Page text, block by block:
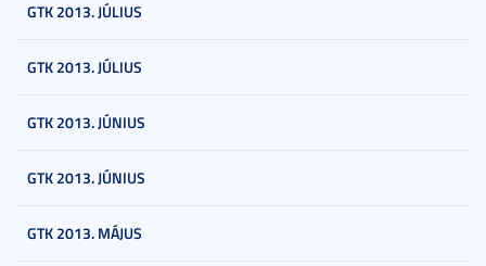
GTK 2013. JÚLIUS
GTK 2013. JÚLIUS
GTK 2013. JÚNIUS
GTK 2013. JÚNIUS
GTK 2013. MÁJUS